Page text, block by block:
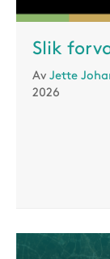
Slik
Av Jette
2026